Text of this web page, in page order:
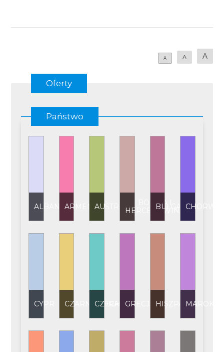
A A A
Oferty
Państwo
ALBANIAARMENIAAUSTRIA
BOŚNIA I
HERCEGOWINA
BUŁGARIA
CYPR CZARNOGÓRA
CZECHY GRECJA HISZPANIAMAROKO